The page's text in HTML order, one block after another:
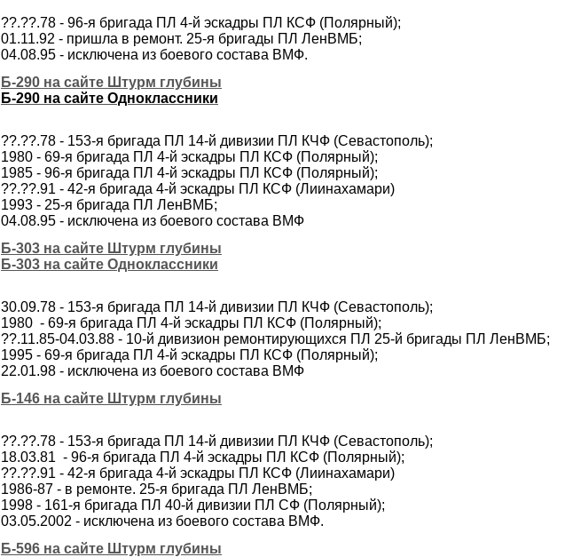
??.??.78 - 96-я бригада ПЛ 4-й эскадры ПЛ КСФ (Полярный);
01.11.92 - пришла в ремонт. 25-я бригады ПЛ ЛенВМБ;
04.08.95 - исключена из боевого состава ВМФ.
Б-290 на сайте Штурм глубины
Б-290 на сайте Одноклассники
??.??.78 - 153-я бригада ПЛ 14-й дивизии ПЛ КЧФ (Севастополь);
1980 - 69-я бригада ПЛ 4-й эскадры ПЛ КСФ (Полярный);
1985 - 96-я бригада ПЛ 4-й эскадры ПЛ КСФ (Полярный);
??.??.91 - 42-я бригада 4-й эскадры ПЛ КСФ (Лиинахамари)
1993 - 25-я бригада ПЛ ЛенВМБ;
04.08.95 - исключена из боевого состава ВМФ
Б-303 на сайте Штурм глубины
Б-303 на сайте Одноклассники
30.09.78 - 153-я бригада ПЛ 14-й дивизии ПЛ КЧФ (Севастополь);
1980 - 69-я бригада ПЛ 4-й эскадры ПЛ КСФ (Полярный);
??.11.85-04.03.88 - 10-й дивизион ремонтирующихся ПЛ 25-й бригады ПЛ ЛенВМБ;
1995 - 69-я бригада ПЛ 4-й эскадры ПЛ КСФ (Полярный);
22.01.98 - исключена из боевого состава ВМФ
Б-146 на сайте Штурм глубины
??.??.78 - 153-я бригада ПЛ 14-й дивизии ПЛ КЧФ (Севастополь);
18.03.81 - 96-я бригада ПЛ 4-й эскадры ПЛ КСФ (Полярный);
??.??.91 - 42-я бригада 4-й эскадры ПЛ КСФ (Лиинахамари)
1986-87 - в ремонте. 25-я бригада ПЛ ЛенВМБ;
1998 - 161-я бригада ПЛ 40-й дивизии ПЛ СФ (Полярный);
03.05.2002 - исключена из боевого состава ВМФ.
Б-596 на сайте Штурм глубины